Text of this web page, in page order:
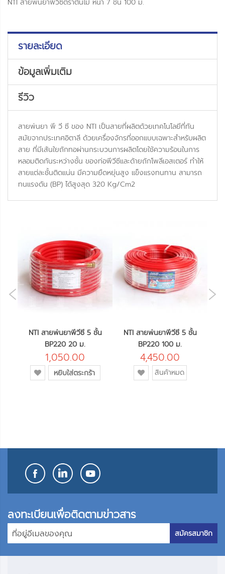
NTI สายพ่นยาพีวีซีตราต้นไม้ หนา 7 ชั้น 100 ม.
รายละเอียด
ข้อมูลเพิ่มเติม
รีวิว
สายพ่นยา พี วี ซี ของ NTI เป็นสายที่ผลิตด้วยเทคโนโลยีที่ทัน
สมัยจากประเทศอิตาลี ด้วยเครื่องจักรที่ออกแบบเฉพาะสำหรับผลิต
สาย ที่มีเส้นใยถักทอผ่านกระบวนการผลิตโดยใช้ความร้อนในการ
หลอมติดกันระหว่างชั้น ของท่อพีวีซีและด้ายถักโพลีเอสเตอร์ ทำให้
สายแต่ละชั้นติดแน่น มีความยืดหยุ่นสูง แข็งแรงทนทาน สามารถ
ทนแรงดัน (BP) ได้สูงสุด 320 Kg/Cm2
NTI สายพ่นยาพีวีซี 5 ชั้น
BP220 20 ม.
1,050.00
เพิ่ม
หยิบใส่ตระกร้า
NTI สายพ่นยาพีวีซี 5 ชั้น
BP220 100 ม.
4,450.00
เพิ่มสินค้าหมด
ลงทะเบียนเพื่อติดตามข่าวสาร
สมัครสมาชิก